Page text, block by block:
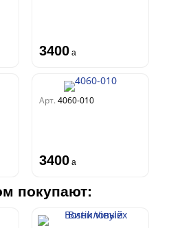
3400 a
Арт. 4060-010
3400 a
покупают: